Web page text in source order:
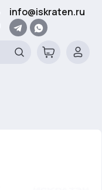
info@iskraten.ru